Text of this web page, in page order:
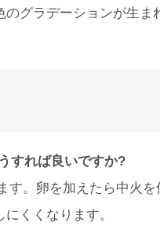
グラデーションが生ま
すれば良いですか?
す。卵を加えたら中火
くくなります。